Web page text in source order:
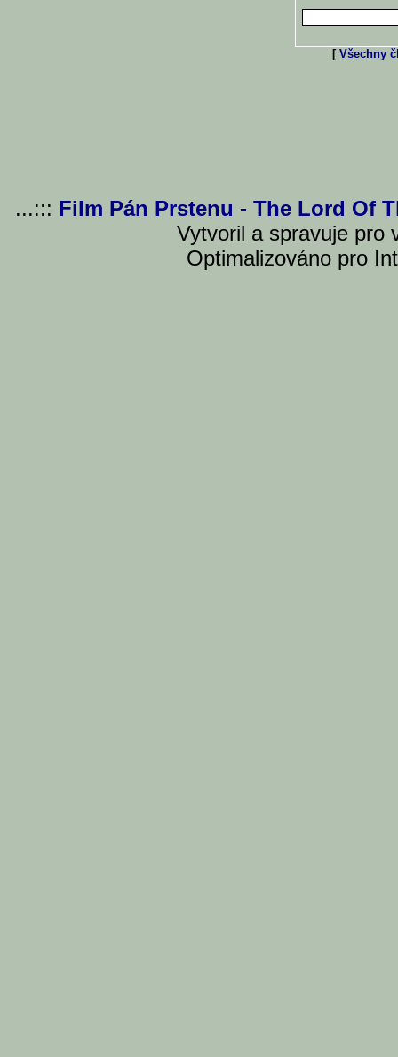
[ Všechny
...::: Film Pán Prstenu - The Lord Of
Vytvoril a spravuje pro
Optimalizováno pro